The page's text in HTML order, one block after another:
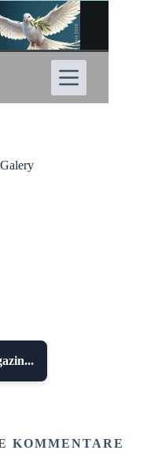
KOMMENTARE